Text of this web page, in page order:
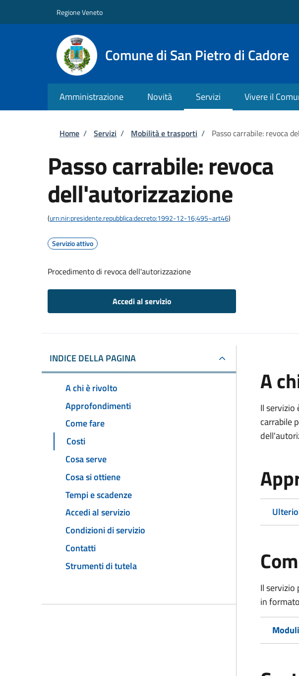
Regione Veneto
Comune di San Pietro di Cadore
Amministrazione Novità Servizi Vivere il
Briciole di pane
Home / Servizi / Mobilità e trasporti / Passo carrabile: revoca
Passo carrabile: revoca
dell'autorizzazione
(urn:nir:presidente.repubblica:decreto:1992-12-16;495~art46)
Servizio attivo
Procedimento di revoca dell'autorizzazione
Accedi al servizio
INDICE DELLA PAGINA
A chi è rivolto
Approfondimenti
Come fare
Costi
Cosa serve
Cosa si ottiene
Tempi e scadenze
Accedi al servizio
Condizioni di servizio
Contatti
Strumenti di tutela
A
Il servizio
carrabile
Il
in